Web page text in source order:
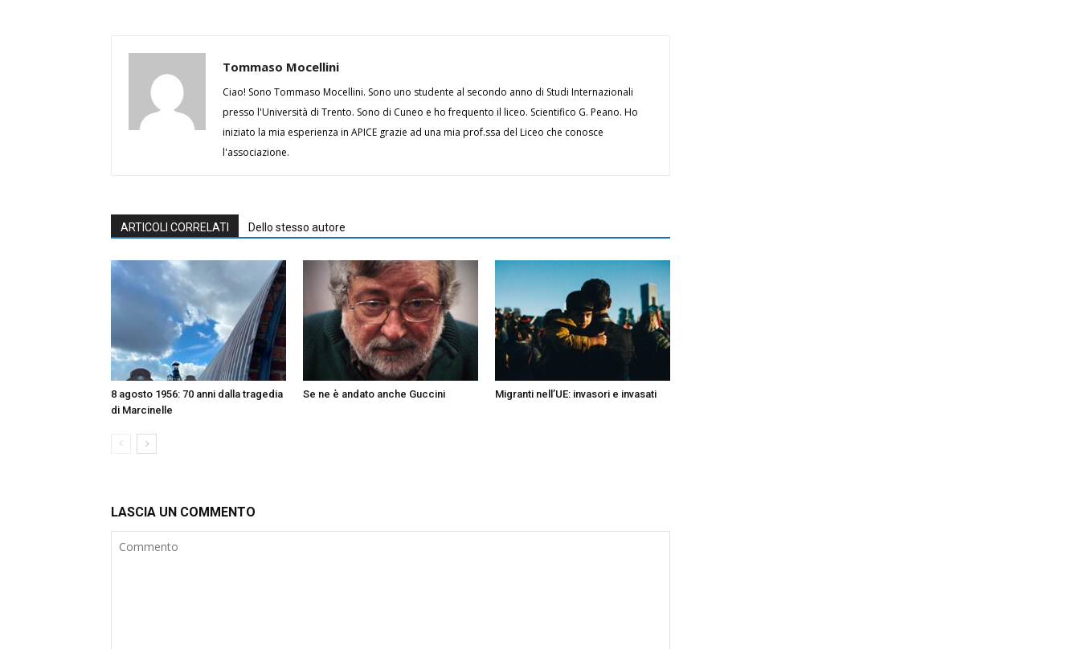
Tommaso Mocellini
Ciao! Sono Tommaso Mocellini. Sono uno studente al secondo anno di Studi Internazionali
presso l'Università di Trento. Sono di Cuneo e ho frequento il liceo. Scientifico G. Peano. Ho
iniziato la mia esperienza in APICE grazie ad una mia prof.ssa del Liceo che conosce
l'associazione.
ARTICOLI CORRELATI Dello stesso autore
8 agosto 1956: 70 anni dalla tragedia
di Marcinelle
Se ne è andato anche Guccini Migranti nell’UE: invasori e invasati
LASCIA UN COMMENTO